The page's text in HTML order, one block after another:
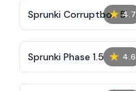
★ 4.7
Sprunki Corruptbox 5
★ 4.6
Sprunki Phase 1.5